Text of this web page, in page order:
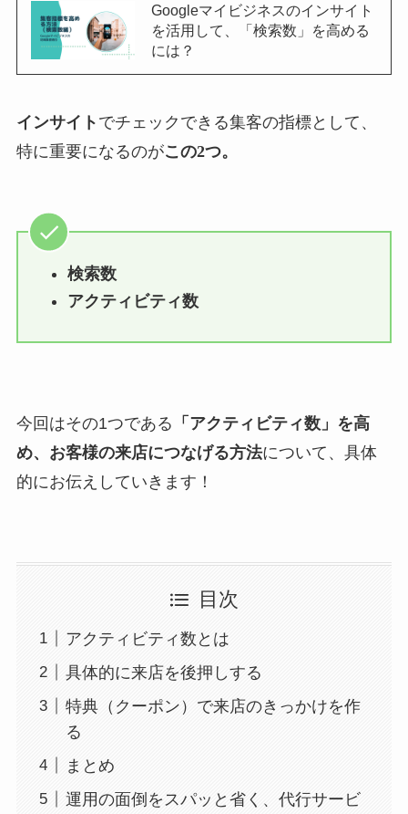
Googleマイビジネスのインサイト
を活用して、「検索数」を高める
には？
インサイト でチェックできる集客の指標として、
特に重要になるのがこの2つ。
検索数
アクティビティ数
今回はその1つである 「アクティビティ数」を高
め、お客様の来店につなげる方法について、具体
的にお伝えしていきます！
目次
アクティビティ数とは
具体的に来店を後押しする
特典（クーポン）で来店のきっかけを作
る
まとめ
運用の面倒をスパッと省く、代行サービ